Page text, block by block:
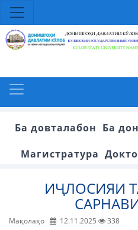
Ба довталабон Ба
Магистратура
ИҶЛОСИЯИ
Мақолаҳо 12.11.2025 338